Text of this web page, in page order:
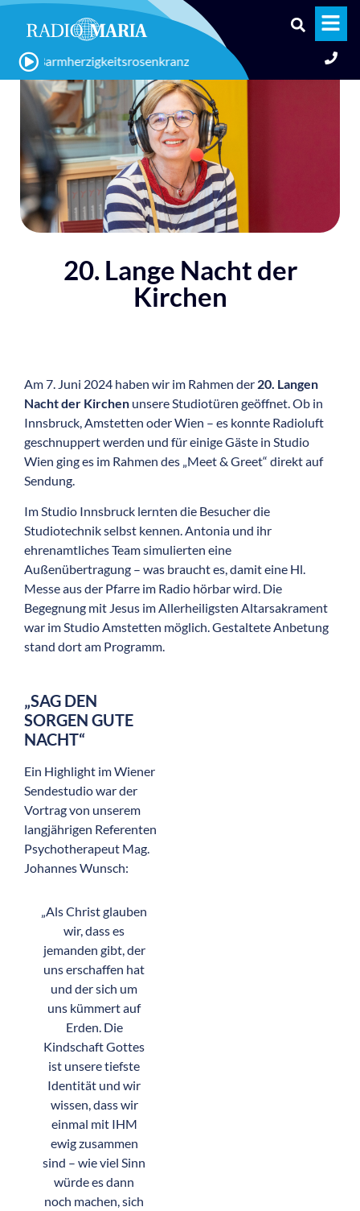
Barmherzigkeitsrosenkranz
20. Lange Nacht der
Kirchen
Am 7. Juni 2024 haben wir im Rahmen der 20. Langen
Nacht der Kirchen unsere Studiotüren geöffnet. Ob in
Innsbruck, Amstetten oder Wien – es konnte Radioluft
geschnuppert werden und für einige Gäste in Studio
Wien ging es im Rahmen des „Meet & Greet“ direkt auf
Sendung.
Im Studio Innsbruck lernten die Besucher die
Studiotechnik selbst kennen. Antonia und ihr
ehrenamtliches Team simulierten eine
Außenübertragung – was braucht es, damit eine Hl.
Messe aus der Pfarre im Radio hörbar wird. Die
Begegnung mit Jesus im Allerheiligsten Altarsakrament
war im Studio Amstetten möglich. Gestaltete Anbetung
stand dort am Programm.
„SAG DEN
SORGEN GUTE
NACHT“
Ein Highlight im Wiener
Sendestudio war der
Vortrag von unserem
langjährigen Referenten
Psychotherapeut Mag.
Johannes Wunsch:
„Als Christ glauben
wir, dass es
jemanden gibt, der
uns erschaffen hat
und der sich um
uns kümmert auf
Erden. Die
Kindschaft Gottes
ist unsere tiefste
Identität und wir
wissen, dass wir
einmal mit IHM
ewig zusammen
sind – wie viel Sinn
würde es dann
noch machen, sich